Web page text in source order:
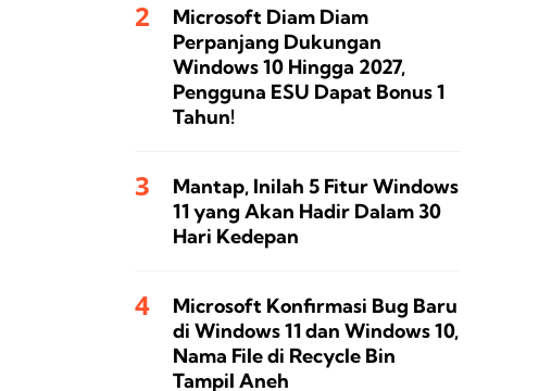
Microsoft Diam Diam
Perpanjang Dukungan
Windows 10 Hingga 2027,
Pengguna ESU Dapat Bonus 1
Tahun!
Mantap, Inilah 5 Fitur Windows
11 yang Akan Hadir Dalam 30
Hari Kedepan
Microsoft Konfirmasi Bug Baru
di Windows 11 dan Windows 10,
Nama File di Recycle Bin
Tampil Aneh